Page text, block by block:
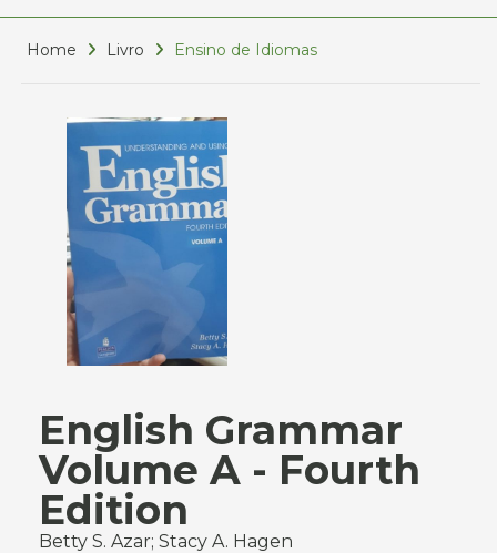
Home Livro Ensino de Idiomas
English Grammar
Volume A - Fourth
Edition
Betty S. Azar; Stacy A. Hagen